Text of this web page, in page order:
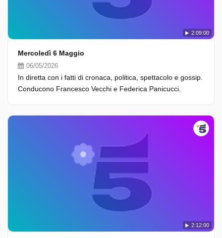
2:09:00
Mercoledì 6 Maggio
06/05/2026
In diretta con i fatti di cronaca, politica, spettacolo e gossip.
Conducono Francesco Vecchi e Federica Panicucci.
2:12:00